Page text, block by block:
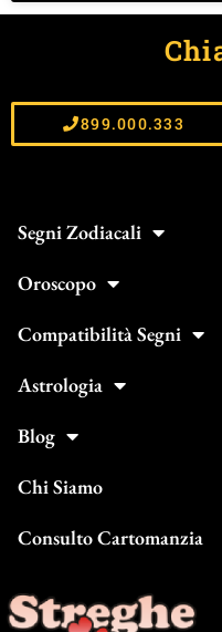
899.000.333
Segni Zodiacali
Oroscopo
Compatibilità Segni
Astrologia
Blog
Chi Siamo
Consulto Cartomanzia